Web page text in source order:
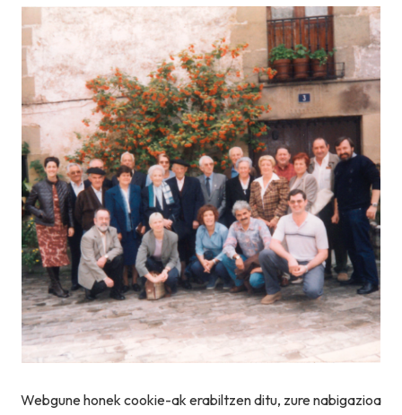
Webgune honek cookie-ak erabiltzen ditu, zure nabigazioa